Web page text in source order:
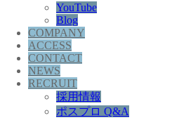
YouTube
Blog
COMPANY
ACCESS
CONTACT
NEWS
RECRUIT
採用情報
ポスプロ Q&A